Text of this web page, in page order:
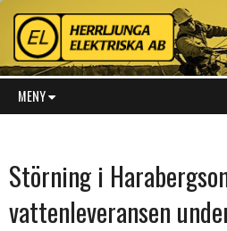
MENY
Störning i
vattenleveransen